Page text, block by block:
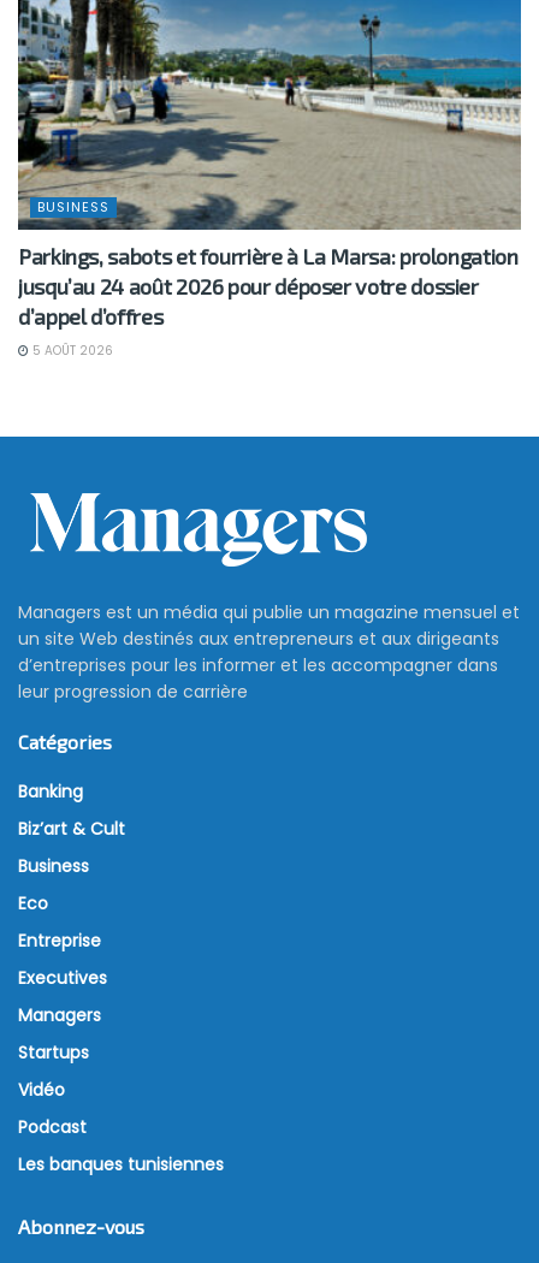
BUSINESS
Parkings, sabots et fourrière à La Marsa: prolongation
jusqu’au 24 août 2026 pour déposer votre dossier
d’appel d’offres
5 AOÛT 2026
Managers est un média qui publie un magazine mensuel et
un site Web destinés aux entrepreneurs et aux dirigeants
d’entreprises pour les informer et les accompagner dans
leur progression de carrière
Catégories
Banking
Biz’art & Cult
Business
Eco
Entreprise
Executives
Managers
Startups
Vidéo
Podcast
Les banques tunisiennes
Abonnez-vous